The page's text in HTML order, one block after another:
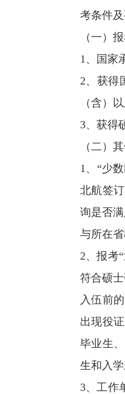
考条件及
（一）
1、国家
2、获得
（含）
3、获得
（二）
1、“少
北航签
询是否
与所在
2、报考
符合硕
入伍前
出现役
毕业生
生和入学
3、工作